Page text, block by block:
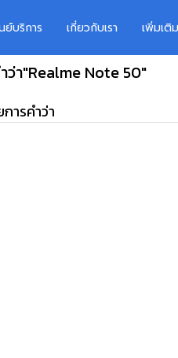
ย์บริการ เกี่ยวกับเรา เพิ่มเ
ว่า"Realme Note 50"
ารคำว่า